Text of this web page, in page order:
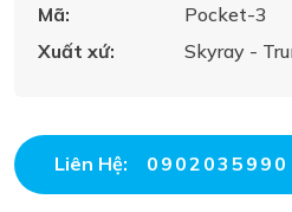
Mã:
Pocket-3
Xuất xứ:
Skyray -
Liên Hệ: 0902035990